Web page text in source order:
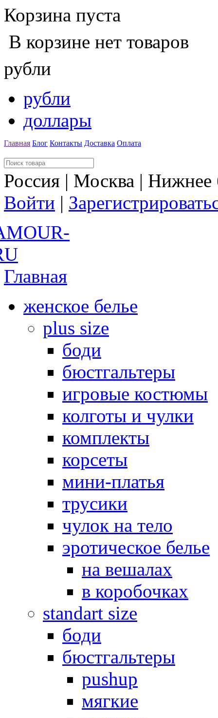
Корзина пуста
В корзине нет товаров
рубли
рубли
доллары
Главная Блог Контакты Доставка Оплата
Россия | Москва |
Войти |
Главная
женское белье
plus size
боди
бюстгальтеры
игровые костюмы
колготы и чулки
комплекты
корсеты
мини-платья
трусики
чулок на тело
эротическое белье
на вешалах
в коробочках
standart size
боди
бюстгальтеры
pushup
мягкие